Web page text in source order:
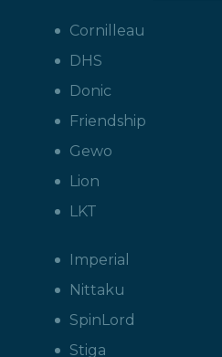
Cornilleau
DHS
Donic
Friendship
Gewo
Lion
LKT
Imperial
Nittaku
SpinLord
Stiga